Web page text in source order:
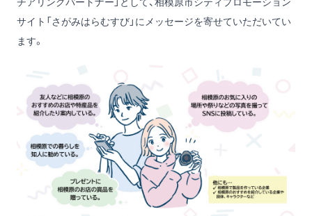
サイト「さがみはらむすび」 にメッセージを寄せていただいてい
ます。